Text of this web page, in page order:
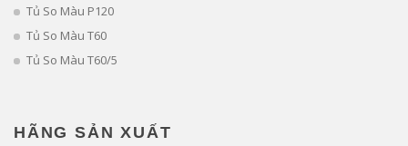
Tủ So Màu P120
Tủ So Màu T60
Tủ So Màu T60/5
HÃNG SẢN XUẤT